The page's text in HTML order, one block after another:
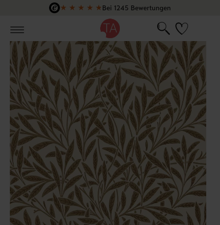
Zum Hauptinhalt springen
★ ★ ★ ★ ★Bei 1245 Bewertungen